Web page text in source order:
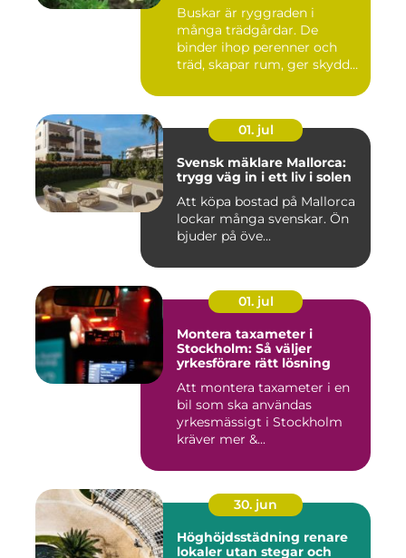
Buskar är ryggraden i
många trädgårdar. De
binder ihop perenner och
träd, skapar rum, ger skydd
01. jul
Svensk mäklare Mallorca:
trygg väg in i ett liv i solen
Att köpa bostad på Mallorca
lockar många svenskar. Ön
bjuder på öve...
01. jul
Montera taxameter i
Stockholm: Så väljer
yrkesförare rätt lösning
Att montera taxameter i en
bil som ska användas
yrkesmässigt i Stockholm
kräver mer &...
30. jun
Höghöjdsstädning renare
lokaler utan stegar och